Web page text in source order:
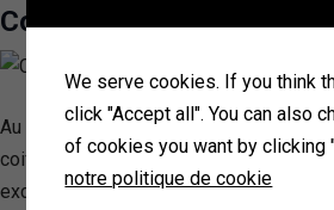
Coiff & Co – Hairdresser
Au cœur d’Evry, Coiff&Co se démarque
coiffure exceptionnel, reconnu pour
excellente relation client, avec une note
We serve cookies. If you think
click "Accept all". You can also
of cookies you want by clicking
notre politique de cookie